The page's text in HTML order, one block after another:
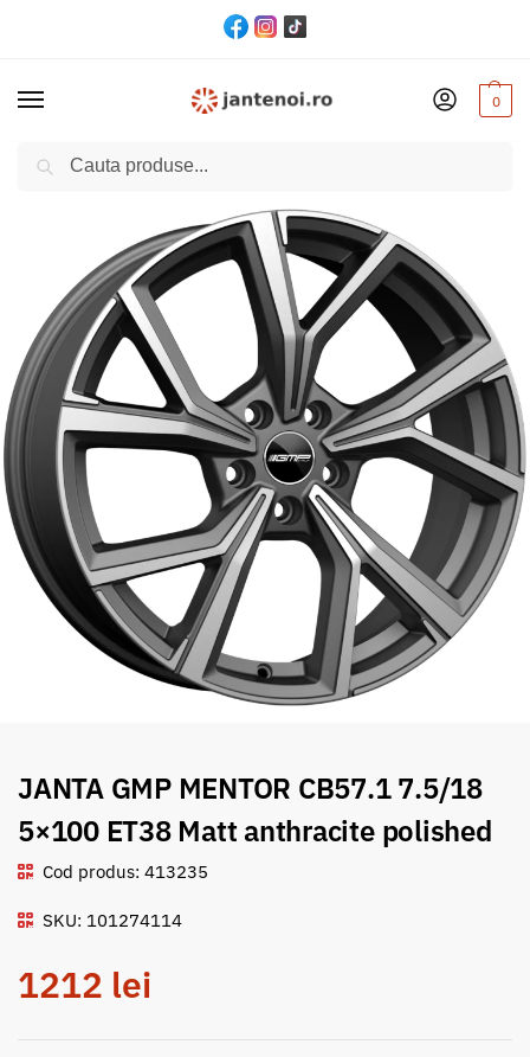
0
Acasă Jante / JANTA GMP MENTOR CB57.1 7.5/18 5×100 ET38 Matt anthracite polished
JANTA GMP MENTOR CB57.1 7.5/18
5×100 ET38 Matt anthracite polished
Cod produs: 413235
SKU: 101274114
1212 lei